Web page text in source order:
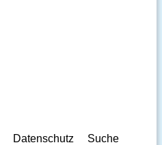
Datenschutz Suche